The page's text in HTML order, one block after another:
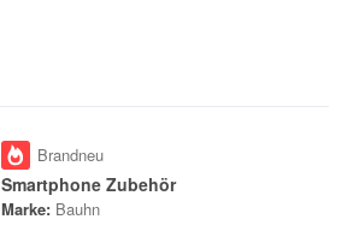
Brandneu
Smartphone Zubehör
Marke: Bauhn